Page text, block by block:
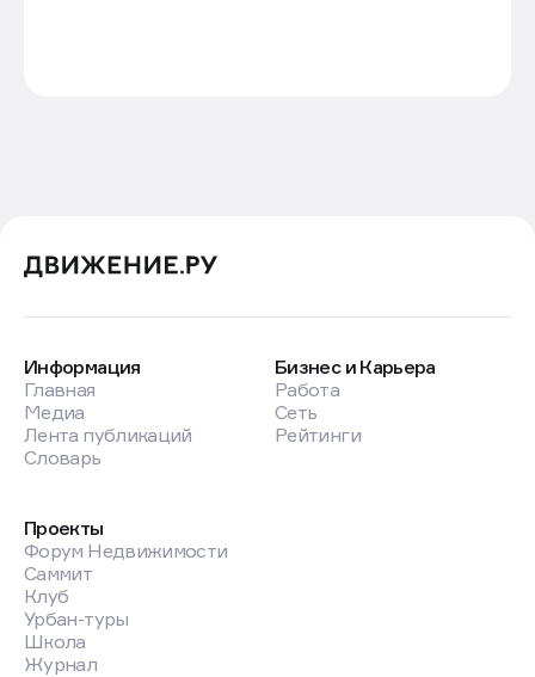
Информация
Главная
Медиа
Лента публикаций
Словарь
Бизнес и Карьера
Работа
Сеть
Рейтинги
Проекты
Форум Недвижимости
Саммит
Клуб
Урбан-туры
Школа
Журнал